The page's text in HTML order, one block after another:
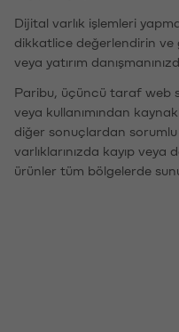
Dijital varlık işlemleri
dikkatlice değerlendirin ve
veya yatırım
Paribu, üçüncü taraf web
veya kullanımından
diğer sonuçlardan sorumlu
varlıklarınızda kayıp veya
ürünler tüm bölgelerde